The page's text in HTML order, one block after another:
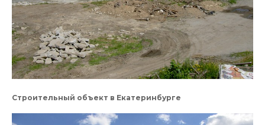
Строительный объект в Екатеринбурге